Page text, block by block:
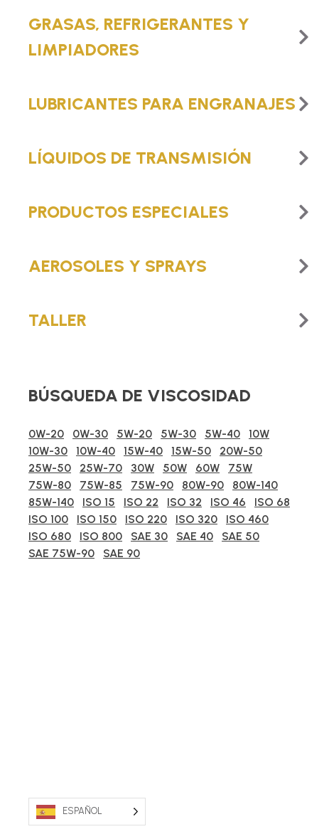
GRASAS, REFRIGERANTES Y
LIMPIADORES
LUBRICANTES PARA ENGRANAJES
LÍQUIDOS DE TRANSMISIÓN
PRODUCTOS ESPECIALES
AEROSOLES Y SPRAYS
TALLER
BÚSQUEDA DE VISCOSIDAD
0W-20 0W-30 5W-20 5W-30 5W-40
10W
10W-30
10W-40 15W-40 15W-50
20W-50
25W-50
25W-70 30W 50W 60W
75W
75W-80
75W-85 75W-90 80W-90
80W-140
85W-140
ISO 15 ISO 22 ISO 32 ISO 46
ISO 68
ISO 100
ISO 150 ISO 220 ISO 320
ISO 460
ISO 680
ISO 800 SAE 30 SAE 40
SAE 50
SAE 75W-90
SAE 90
ESPAÑOL